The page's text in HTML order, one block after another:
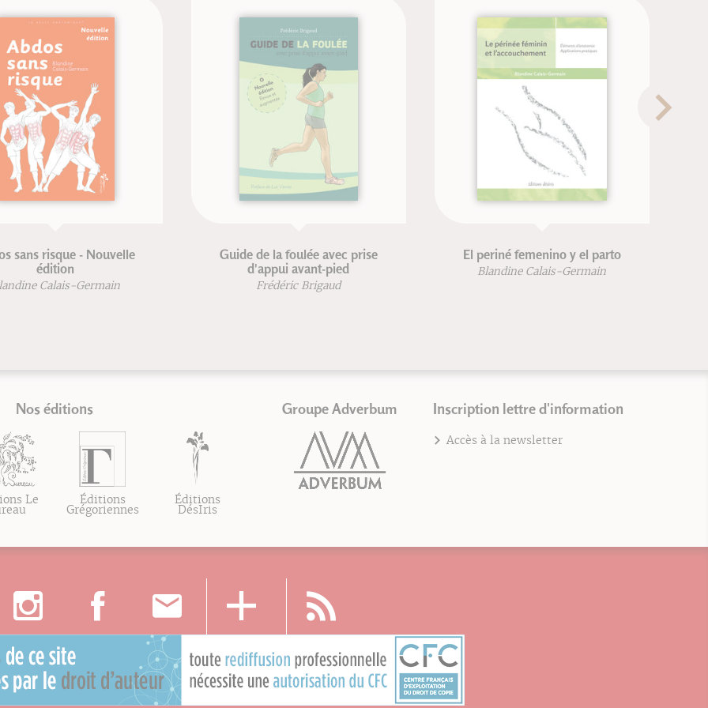
El periné femenino y el parto La psycho-intégration Structure de la
Jean-François Froger
Nos éditions
Le Éditions
Grégoriennes
Éditions
DésIris
Groupe Adverbum Inscription lettre d'information
Accès à la newsletter